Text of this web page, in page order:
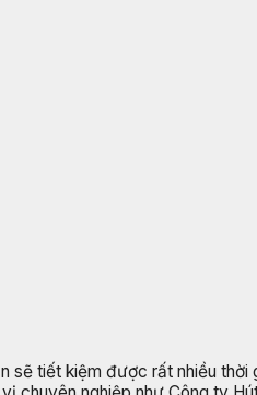
sẽ tiết kiệm được rất nhiều thời